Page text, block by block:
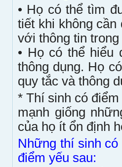
• Họ có thể tìm
tiết khi không
với thông tin
• Họ có thể
thông dụng. Họ
quy tắc và thông
* Thí sinh có
mạnh giống
của họ ít ổn định
Những thí sinh
điểm yếu sau: